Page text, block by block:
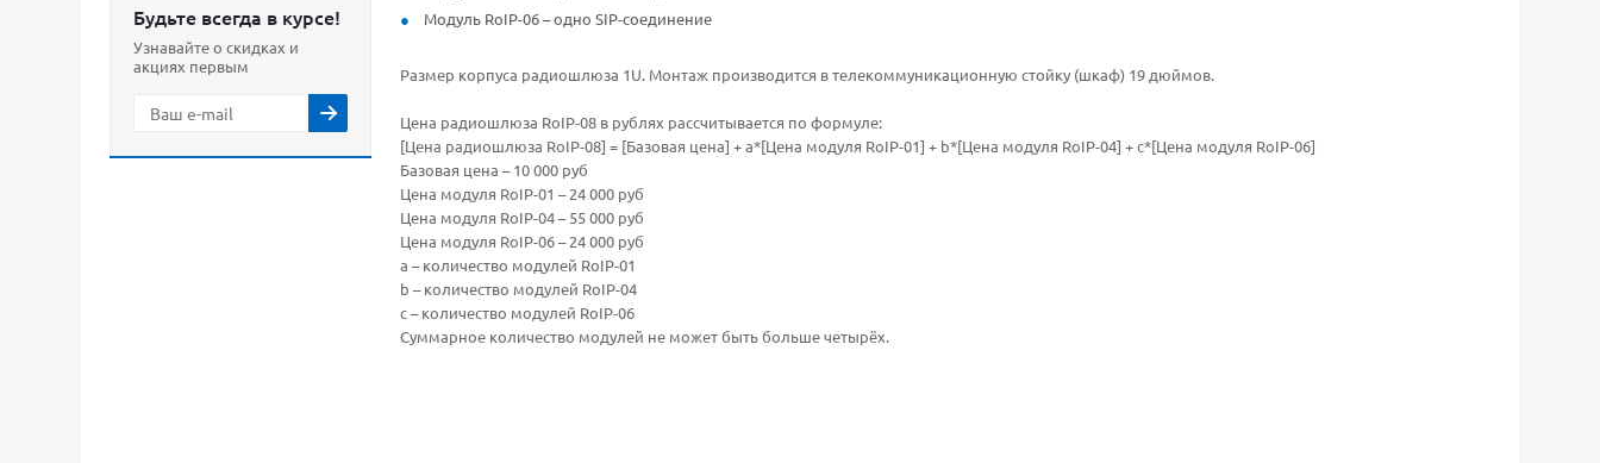
Будьте всегда в курсе!
Узнавайте о скидках и
акциях первым
Модуль RoIP-06 – одно SIP-соединение
Размер корпуса радиошлюза 1U. Монтаж производится в телекоммуникационную стойку (шкаф) 19 дюймов.
Цена радиошлюза RoIP-08 в рублях рассчитывается по формуле:
[Цена радиошлюза RoIP-08] = [Базовая цена] + a*[Цена модуля RoIP-01] + b*[Цена модуля RoIP-04] + c*[Цена модуля RoIP-06]
Базовая цена – 10 000 руб
Цена модуля RoIP-01 – 24 000 руб
Цена модуля RoIP-04 – 55 000 руб
Цена модуля RoIP-06 – 24 000 руб
а – количество модулей RoIP-01
b – количество модулей RoIP-04
c – количество модулей RoIP-06
Суммарное количество модулей не может быть больше четырёх.